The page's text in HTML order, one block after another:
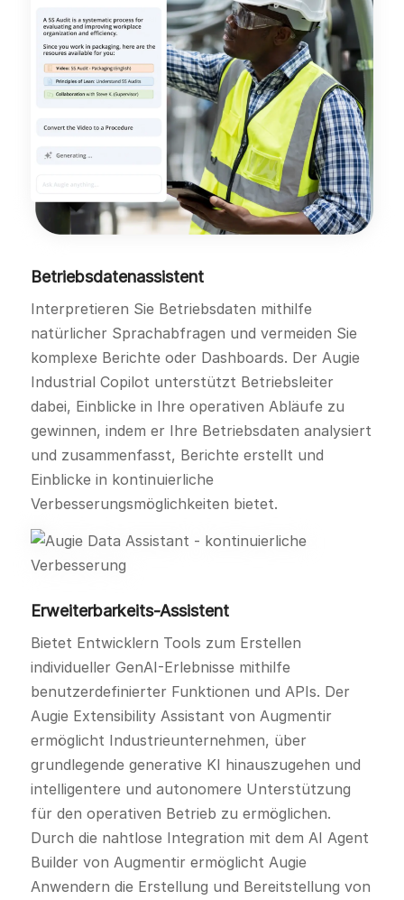
Betriebsdatenassistent
Interpretieren Sie Betriebsdaten mithilfe
natürlicher Sprachabfragen und vermeiden Sie
komplexe Berichte oder Dashboards. Der Augie
Industrial Copilot unterstützt Betriebsleiter
dabei, Einblicke in Ihre operativen Abläufe zu
gewinnen, indem er Ihre Betriebsdaten analysiert
und zusammenfasst, Berichte erstellt und
Einblicke in kontinuierliche
Verbesserungsmöglichkeiten bietet.
Erweiterbarkeits-Assistent
Bietet Entwicklern Tools zum Erstellen
individueller GenAI-Erlebnisse mithilfe
benutzerdefinierter Funktionen und APIs. Der
Augie Extensibility Assistant von Augmentir
ermöglicht Industrieunternehmen, über
grundlegende generative KI hinauszugehen und
intelligentere und autonomere Unterstützung
für den operativen Betrieb zu ermöglichen.
Durch die nahtlose Integration mit dem AI Agent
Builder von Augmentir ermöglicht Augie
Anwendern die Erstellung und Bereitstellung von